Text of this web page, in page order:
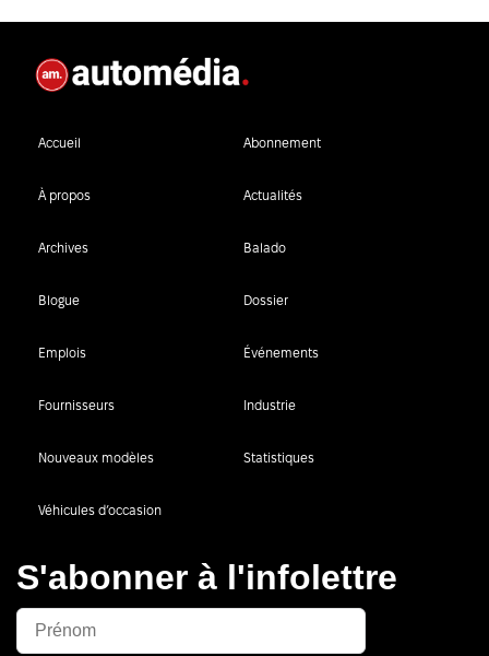
Accueil Abonnement
À propos Actualités
Archives Balado
Blogue Dossier
Emplois Événements
Fournisseurs Industrie
Nouveaux modèles Statistiques
Véhicules d’occasion
S'abonner à l'infolettre